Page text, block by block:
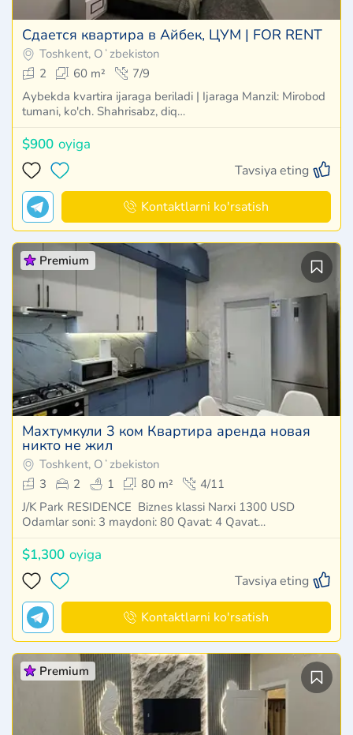
Сдается квартира в Айбек, ЦУМ | FOR RENT
Toshkent, Oʻzbekiston
2
60 m²
7/9
Aybekda kvartira ijaraga beriladi | Ijaraga Manzil: Mirobod
tumani, ko'ch. Shahrisabz, diq…
$900 oyiga
Tavsiya eting
Kontaktlarni ko'rsatish
Premium
Махтумкули 3 ком Квартира аренда новая
никто не жил
Toshkent, Oʻzbekiston
3
2 1 80 m²
4/11
J/K Park RESIDENCE Biznes klassi Narxi 1300 USD
Odamlar soni: 3 maydoni: 80 Qavat: 4 Qavat…
$1,300 oyiga
Tavsiya eting
Kontaktlarni ko'rsatish
Premium